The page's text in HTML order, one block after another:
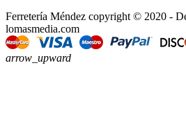
Ferretería Méndez copyright © 2020 -
lomasmedia.com
arrow_upward